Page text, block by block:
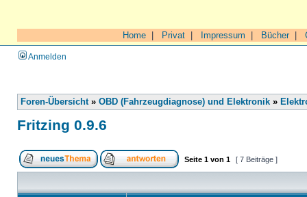
Home Privat Impressum Bücher|
Anmelden
Foren-Übersicht» OBD (Fahrzeugdiagnose) und Elektronik »
Fritzing 0.9.6
Seite 1 von 1 [ 7 Beiträge ]